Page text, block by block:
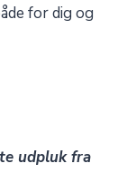
for dig og
udpluk fra